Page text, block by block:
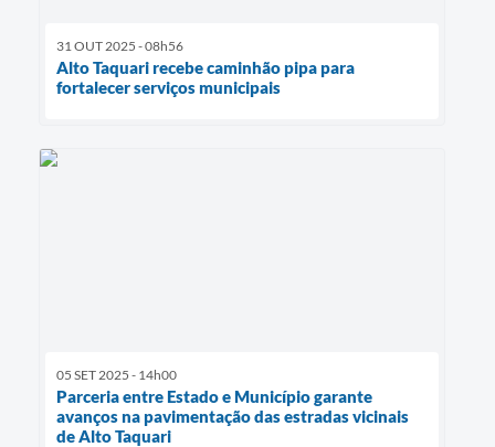
31 OUT 2025 - 08h56
Alto Taquari recebe caminhão pipa para
fortalecer serviços municipais
05 SET 2025 - 14h00
Parceria entre Estado e Município garante
avanços na pavimentação das estradas vicinais
de Alto Taquari